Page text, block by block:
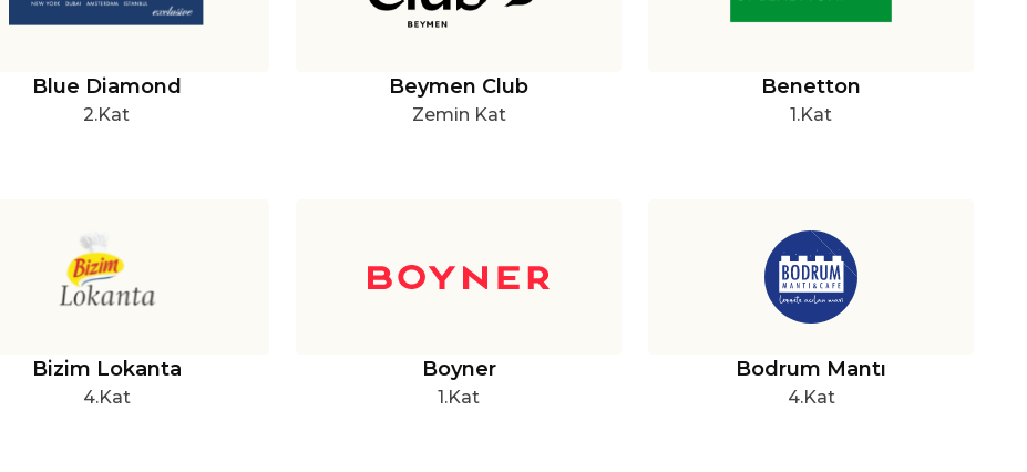
Blue Diamond
2.Kat
Beymen Club
Zemin Kat
Benetton
1.Kat
Bizim Lokanta
4.Kat
Boyner
1.Kat
Bodrum Mantı
4.Kat